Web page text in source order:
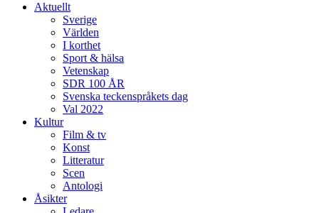
Aktuellt
Sverige
Världen
I korthet
Sport & hälsa
Vetenskap
SDR 100 ÅR
Svenska teckenspråkets dag
Val 2022
Kultur
Film & tv
Konst
Litteratur
Scen
Antologi
Åsikter